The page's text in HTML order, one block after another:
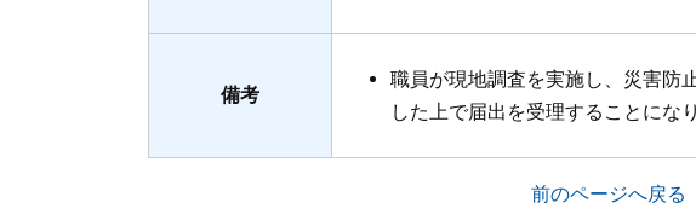
備考
職員が現地調査を実施し、災害防
した上で届出を受理することにな
前のページへ戻る